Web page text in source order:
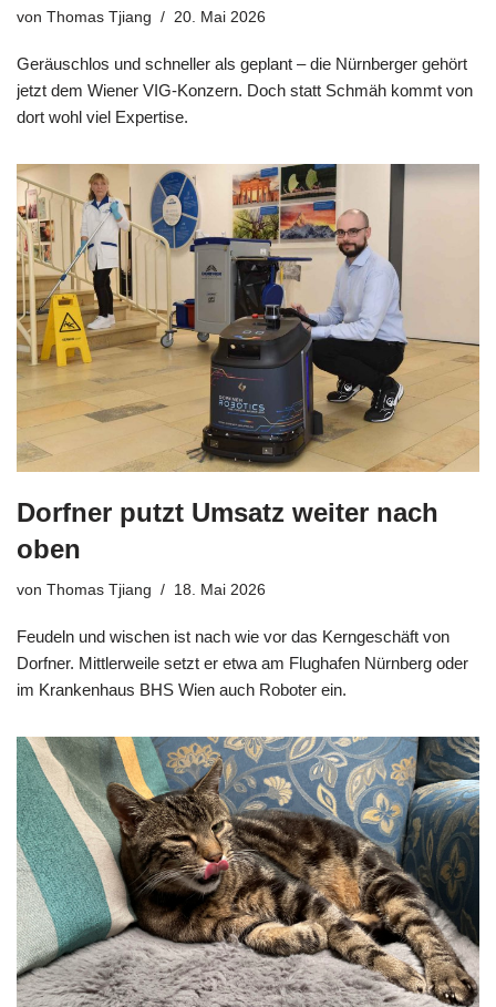
von Thomas Tjiang 20. Mai 2026
Geräuschlos und schneller als geplant – die Nürnberger gehört
jetzt dem Wiener VIG-Konzern. Doch statt Schmäh kommt von
dort wohl viel Expertise.
Dorfner putzt Umsatz weiter nach
oben
von Thomas Tjiang 18. Mai 2026
Feudeln und wischen ist nach wie vor das Kerngeschäft von
Dorfner. Mittlerweile setzt er etwa am Flughafen Nürnberg oder
im Krankenhaus BHS Wien auch Roboter ein.